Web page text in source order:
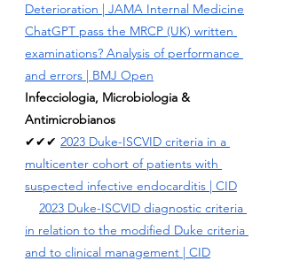
Deterioration | JAMA Internal Medicine
ChatGPT pass the MRCP (UK) written
examinations? Analysis of performance
and errors | BMJ Open
Infecciologia, Microbiologia &
Antimicrobianos
✔✔✔ 2023 Duke-ISCVID criteria in a
multicenter cohort of patients with
suspected infective endocarditis | CID
2023 Duke-ISCVID diagnostic criteria
in relation to the modified Duke criteria
and to clinical management | CID